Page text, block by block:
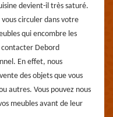
devient-il très saturé.
vous circuler dans votre
qui encombre les
contacter Debord
En effet, nous
des objets que vous
autres. Vous pouvez nous
meubles avant de leur